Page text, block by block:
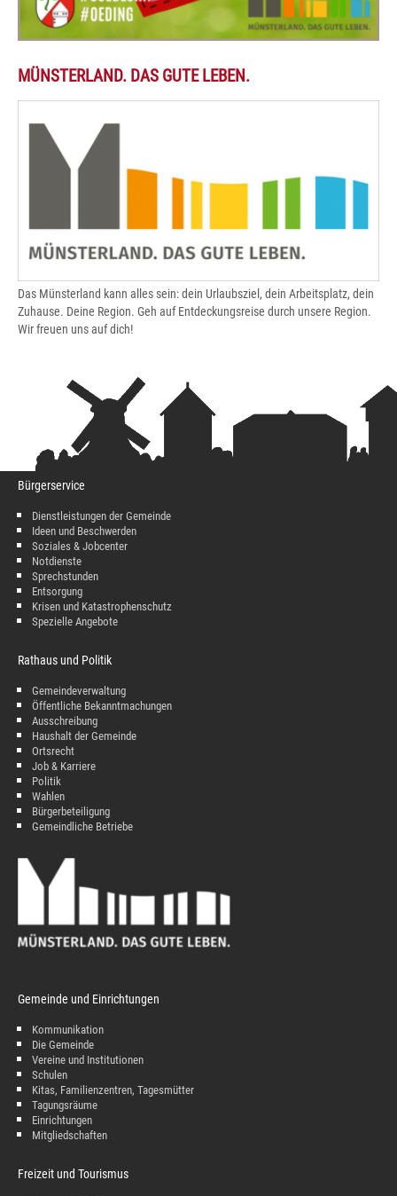
MÜNSTERLAND. DAS GUTE LEBEN.
Das Münsterland kann alles sein: dein Urlaubsziel, dein Arbeitsplatz, dein
Zuhause. Deine Region. Geh auf Entdeckungsreise durch unsere Region.
Wir freuen uns auf dich!
Bürgerservice
Dienstleistungen der Gemeinde
Ideen und Beschwerden
Soziales & Jobcenter
Notdienste
Sprechstunden
Entsorgung
Krisen und Katastrophenschutz
Spezielle Angebote
Rathaus und Politik
Gemeindeverwaltung
Öffentliche Bekanntmachungen
Ausschreibung
Haushalt der Gemeinde
Ortsrecht
Job & Karriere
Politik
Wahlen
Bürgerbeteiligung
Gemeindliche Betriebe
Gemeinde und Einrichtungen
Kommunikation
Die Gemeinde
Vereine und Institutionen
Schulen
Kitas, Familienzentren, Tagesmütter
Tagungsräume
Einrichtungen
Mitgliedschaften
Freizeit und Tourismus